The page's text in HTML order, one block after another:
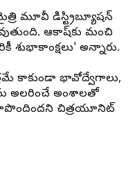
మూవీ డిస్ట్రిబ్యూషన్
ఆకాష్‌కు మంచి
శుభాకాంక్షలు' అన్నారు.
కాకుండా భావోద్వేగాలు,
అలరించే అంశాలతో
చిత్రయూనిట్